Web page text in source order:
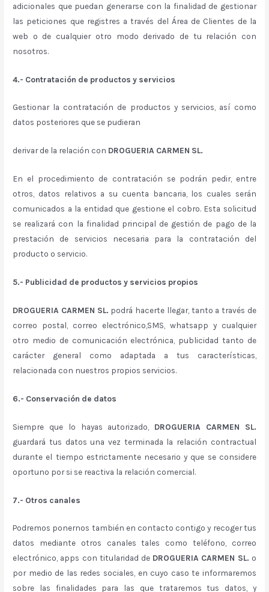
adicionales que puedan generarse con la finalidad de gestionar
las peticiones que registres a través del Área de Clientes de la
web o de cualquier otro modo derivado de tu relación con
nosotros.
4.- Contratación de productos y servicios
Gestionar la contratación de productos y servicios, así como
datos posteriores que se pudieran
derivar de la relación con DROGUERIA CARMEN SL.
En el procedimiento de contratación se podrán pedir, entre
otros, datos relativos a su cuenta bancaria, los cuales serán
comunicados a la entidad que gestione el cobro. Esta solicitud
se realizará con la finalidad principal de gestión de pago de la
prestación de servicios necesaria para la contratación del
producto o servicio.
5.- Publicidad de productos y servicios propios
DROGUERIA CARMEN SL. podrá hacerte llegar, tanto a través de
correo postal, correo electrónico,SMS, whatsapp y cualquier
otro medio de comunicación electrónica, publicidad tanto de
carácter general como adaptada a tus características,
relacionada con nuestros propios servicios.
6.- Conservación de datos
Siempre que lo hayas autorizado, DROGUERIA CARMEN SL.
guardará tus datos una vez terminada la relación contractual
durante el tiempo estrictamente necesario y que se considere
oportuno por si se reactiva la relación comercial.
7.- Otros canales
Podremos ponernos también en contacto contigo y recoger tus
datos mediante otros canales tales como teléfono, correo
electrónico, apps con titularidad de DROGUERIA CARMEN SL. o
por medio de las redes sociales, en cuyo caso te informaremos
sobre las finalidades para las que trataremos tus datos, y